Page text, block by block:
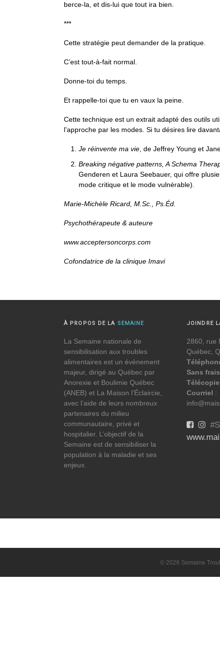
berce-la, et dis-lui que tout ira bien.
***
Cette stratégie peut demander de la pratique.
C’est tout-à-fait normal.
Donne-toi du temps.
Et rappelle-toi que tu en vaux la peine.
Cette technique est un extrait adapté des outils
l’approche par les modes. Si tu désires lire
Je réinvente ma vie , de Jeffrey Young et
Breaking négative patterns, A Schema
Genderen et Laura Seebauer, qui offre
mode critique et le mode vulnérable).
Marie-Michèle Ricard, M.Sc., Ps.Éd.
Psychothérapeute & auteure
www.acceptersoncorps.com
Cofondatrice de la clinique Imavi
À PROPOS DE LA SEMAINE
La Semaine nationale de
sensibilisation aux troubles
alimentaires est un évènement
majeur, dirigé au Québec par
Anorexie et Boulimie Québec
(ANEB) et La Maison l’Éclaircie,
avec l’aide de leurs nombreux
partenaires du milieu
communautaire, privé et
hospitalier. L’objectif de la
Semaine est de sensibiliser la
population à la maladie et ses
enjeux.
JOINDRE
2860, rue
Québec,
Sans frais
Courriel :
© 2026 Semaine